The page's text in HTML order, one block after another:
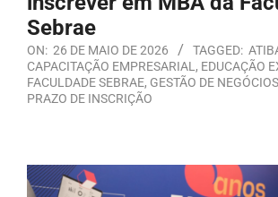
Sebrae
ON: 26 DE MAIO DE 2026 TAGGED:
CAPACITAÇÃO EMPRESARIAL , EDUCAÇÃO
FACULDADE SEBRAE, GESTÃO DE NEGÓCIOS
PRAZO DE INSCRIÇÃO